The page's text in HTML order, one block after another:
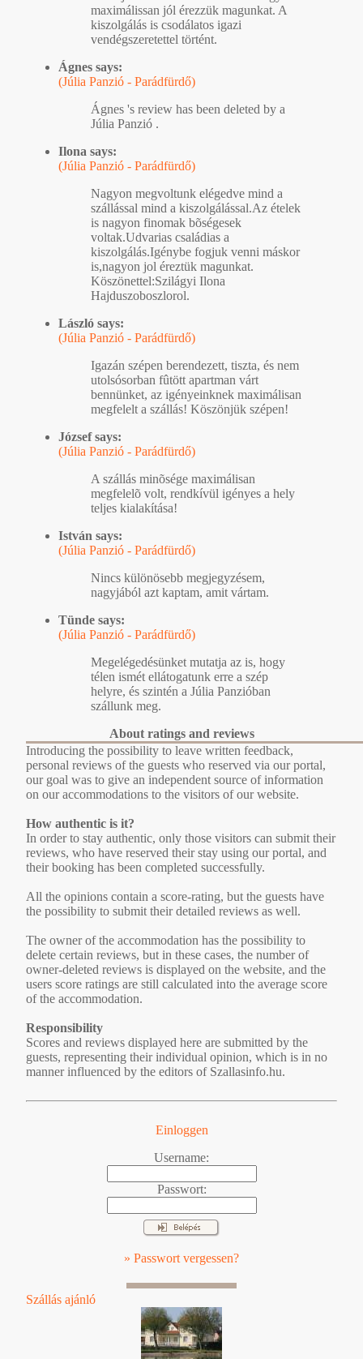
maximálissan jól érezzük magunkat. A
kiszolgálás is csodálatos igazi
vendégszeretettel történt.
Ágnes says:
(Júlia Panzió - Parádfürdő)
Ágnes 's review has been deleted by a
Júlia Panzió .
Ilona says:
(Júlia Panzió - Parádfürdő)
Nagyon megvoltunk elégedve mind a
szállással mind a kiszolgálással.Az ételek
is nagyon finomak bõségesek
voltak.Udvarias családias a
kiszolgálás.Igénybe fogjuk venni máskor
is,nagyon jol éreztük magunkat.
Köszönettel:Szilágyi Ilona
Hajduszoboszlorol.
László says:
(Júlia Panzió - Parádfürdő)
Igazán szépen berendezett, tiszta, és nem
utolsósorban fûtött apartman várt
bennünket, az igényeinknek maximálisan
megfelelt a szállás! Köszönjük szépen!
József says:
(Júlia Panzió - Parádfürdő)
A szállás minõsége maximálisan
megfelelõ volt, rendkívül igényes a hely
teljes kialakítása!
István says:
(Júlia Panzió - Parádfürdő)
Nincs különösebb megjegyzésem,
nagyjából azt kaptam, amit vártam.
Tünde says:
(Júlia Panzió - Parádfürdő)
Megelégedésünket mutatja az is, hogy
télen ismét ellátogatunk erre a szép
helyre, és szintén a Júlia Panzióban
szállunk meg.
About ratings and reviews
Introducing the possibility to leave written feedback,
personal reviews of the guests who reserved via our portal,
our goal was to give an independent source of information
on our accommodations to the visitors of our website.
How authentic is it?
In order to stay authentic, only those visitors can submit their
reviews, who have reserved their stay using our portal, and
their booking has been completed successfully.
All the opinions contain a score-rating, but the guests have
the possibility to submit their detailed reviews as well.
The owner of the accommodation has the possibility to
delete certain reviews, but in these cases, the number of
owner-deleted reviews is displayed on the website, and the
users score ratings are still calculated into the average score
of the accommodation.
Responsibility
Scores and reviews displayed here are submitted by the
guests, representing their individual opinion, which is in no
manner influenced by the editors of Szallasinfo.hu.
Einloggen
Username:
Passwort:
» Passwort vergessen?
Szállás ajánló